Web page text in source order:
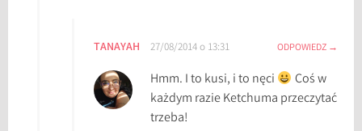
TANAYAH 27/08/2014 o 13:31 ODPOWIEDZ
Hmm. I to kusi, i to nęci
Coś w
każdym razie Ketchuma przeczytać
trzeba!